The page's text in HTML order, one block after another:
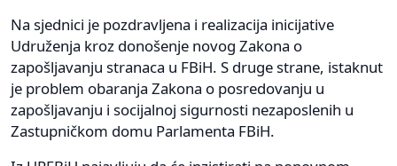
Na sjednici je pozdravljena i realizacija inicijative
Udruženja kroz donošenje novog Zakona o
zapošljavanju stranaca u FBiH. S druge strane, istaknut
je problem obaranja Zakona o posredovanju u
zapošljavanju i socijalnoj sigurnosti nezaposlenih u
Zastupničkom domu Parlamenta FBiH.